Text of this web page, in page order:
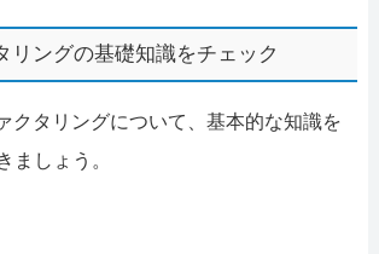
リングの基礎知識をチェック
クタリングについて、基本的な知識を
ましょう。